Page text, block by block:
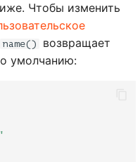
Чтобы изменить
name()
возвращает
умолчанию: